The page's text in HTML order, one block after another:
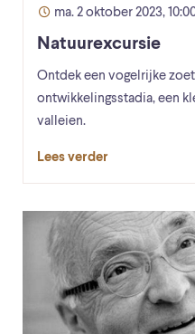
ma. 2 oktober 2023,
Natuurexcursie
Ontdek een vogelrijke
ontwikkelingsstadia, een
valleien.
Lees verder